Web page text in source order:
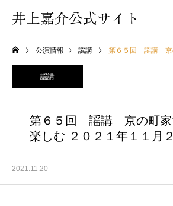
井上嘉介公式サイト
公演情報 謡講 第６５回 謡講 京の町家でうたい
謡講
第６５回 謡講 京の町家
楽しむ ２０２１年１１月
2021.11.20